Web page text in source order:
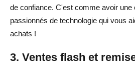
de confiance. C'est comme avoir une
passionnés de technologie qui vous
achats !
3. Ventes flash et